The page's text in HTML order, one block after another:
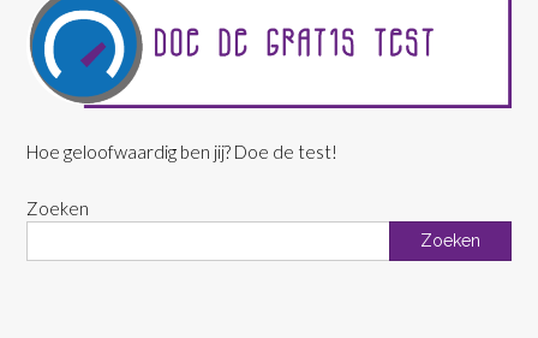
Hoe geloofwaardig ben jij? Doe de test!
Zoeken
Zoeken